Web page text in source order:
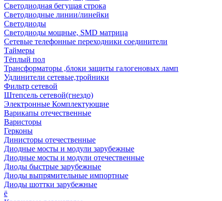
Светодиодная бегущая строка
Светодиодные линии/линейки
Светодиоды
Светодиоды мощные, SMD матрица
Сетевые телефонные переходники соединители
Таймеры
Тёплый пол
Трансформаторы ,блоки защиты галогеновых ламп
Удлинители сетевые,тройники
Фильтр сетевой
Штепсель сетевой(гнездо)
Электронные Комплектующие
Варикапы отечественные
Варисторы
Герконы
Динисторы отечественные
Диодные мосты и модули зарубежные
Диодные мосты и модули отечественные
Диоды быстрые зарубежные
Диоды выпрямительные импортные
Диоды шоттки зарубежные
ё